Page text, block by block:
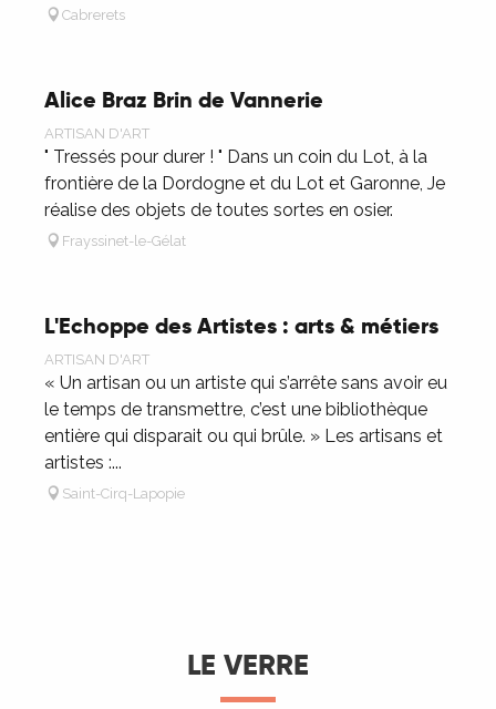
Cabrerets
Alice Braz Brin de Vannerie
ARTISAN D'ART
" Tressés pour durer ! " Dans un coin du Lot, à la
frontière de la Dordogne et du Lot et Garonne, Je
réalise des objets de toutes sortes en osier.
Frayssinet-le-Gélat
L'Echoppe des Artistes : arts & métiers
ARTISAN D'ART
« Un artisan ou un artiste qui s’arrête sans avoir eu
le temps de transmettre, c’est une bibliothèque
entière qui disparait ou qui brûle. » Les artisans et
artistes :...
Saint-Cirq-Lapopie
LE VERRE